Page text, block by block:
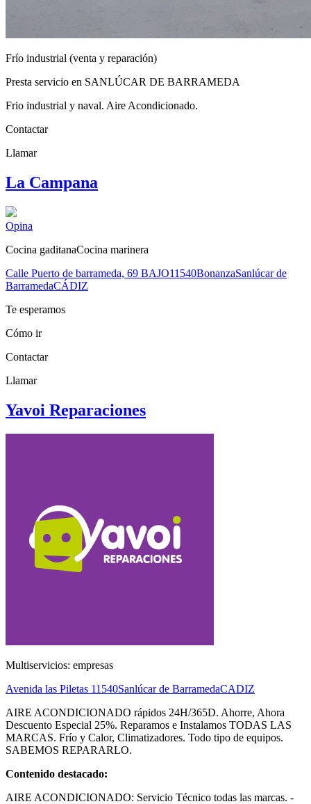
Frío industrial (venta y reparación)
Presta servicio en SANLÚCAR DE BARRAMEDA
Frio industrial y naval. Aire Acondicionado.
Contactar
Llamar
La Campana
Opina
Cocina gaditanaCocina marinera
Calle Puerto de barrameda, 69 BAJO11540BonanzaSanlúcar de
BarramedaCÁDIZ
Te esperamos
Cómo ir
Contactar
Llamar
Yavoi Reparaciones
Multiservicios: empresas
Avenida las Piletas 11540Sanlúcar de BarramedaCADIZ
AIRE ACONDICIONADO rápidos 24H/365D. Ahorre, Ahora
Descuento Especial 25%. Reparamos e Instalamos TODAS LAS
MARCAS. Frío y Calor, Climatizadores. Todo tipo de equipos.
SABEMOS REPARARLO.
Contenido destacado:
AIRE ACONDICIONADO: Servicio Técnico todas las marcas. -